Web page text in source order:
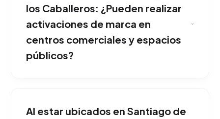
universidades, estadios, zonas de vida
nocturna o incluso sorpresas en las calles
solución adaptada exclusivamente al mercado
de Santiago de los Caballeros.
los Caballeros: ¿Pueden realizar
activaciones de marca en
centros comerciales y espacios
públicos?
fabricamos la indumentaria corporativa,
Al estar ubicados en Santiago de